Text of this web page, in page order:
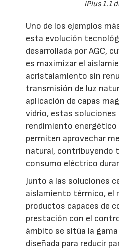
iPlus 1.1
Uno de los ejemplos
esta evolución
desarrollada por AGC,
es maximizar el
acristalamiento sin
transmisión de luz
aplicación de capas
vidrio, estas soluciones
rendimiento energético
permiten aprovechar
natural, contribuyendo
consumo eléctrico
Junto a las soluciones
aislamiento térmico, el
productos capaces de
prestación con el
ámbito se sitúa la gama
diseñada para reducir